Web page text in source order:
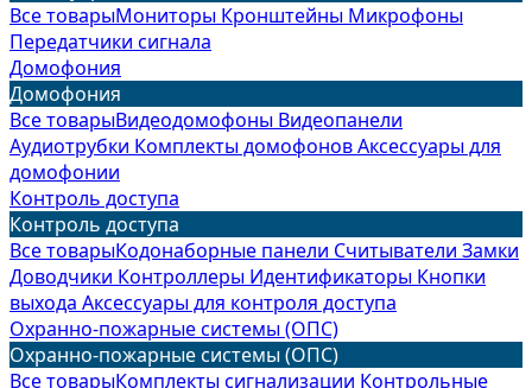
Все товарыМониторы Кронштейны Микрофоны
Передатчики сигнала
Домофония
Домофония
Все товарыВидеодомофоны Видеопанели
Аудиотрубки Комплекты домофоновАксессуары для
домофонии
Контроль доступа
Контроль доступа
Все товарыКодонаборные панели Считыватели Замки
Доводчики Контроллеры Идентификаторы Кнопки
выхода Аксессуары для контроля доступа
Охранно-пожарные системы (ОПС)
Охранно-пожарные системы (ОПС)
Все товарыКомплекты сигнализации Контрольные